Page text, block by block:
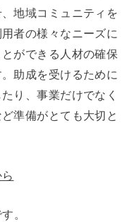
地域コミュニティを
者の様々なニーズに
ができる人材の確保
助成を受けるために
り、事業だけでなく
準備がとても大切と
。